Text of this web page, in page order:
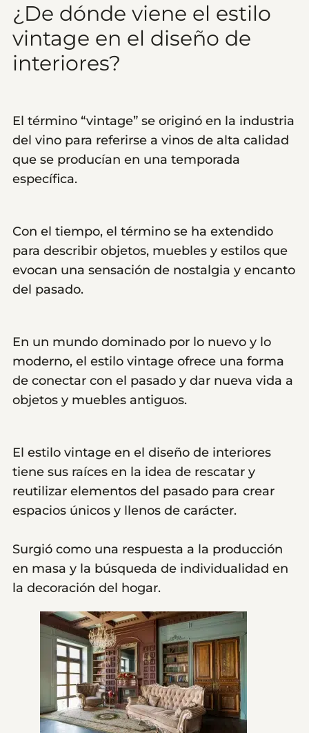
¿De dónde viene el estilo
vintage en el diseño de
interiores?
El término “vintage” se originó en la industria
del vino para referirse a vinos de alta calidad
que se producían en una temporada
específica.
Con el tiempo, el término se ha extendido
para describir objetos, muebles y estilos que
evocan una sensación de nostalgia y encanto
del pasado.
En un mundo dominado por lo nuevo y lo
moderno, el estilo vintage ofrece una forma
de conectar con el pasado y dar nueva vida a
objetos y muebles antiguos.
El estilo vintage en el diseño de interiores
tiene sus raíces en la idea de rescatar y
reutilizar elementos del pasado para crear
espacios únicos y llenos de carácter.
Surgió como una respuesta a la producción
en masa y la búsqueda de individualidad en
la decoración del hogar.